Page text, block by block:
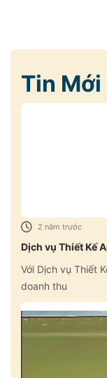
Tin
2 năm trước
Dịch vụ Thiết Kế
Với Dịch vụ Thiết
doanh thu